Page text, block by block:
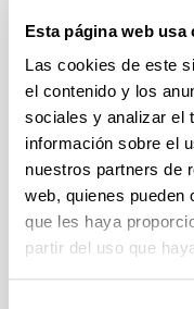
Esta página web usa
Las cookies de este
el contenido y los
sociales y analizar el
información sobre el
nuestros partners de
web, quienes pueden
que les haya
partir del uso que
Hiri-
Una mirada
comprender
Autoría:
Serrano Abad,